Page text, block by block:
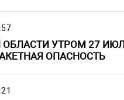
УТРОМ 27
ОПАСНОСТЬ